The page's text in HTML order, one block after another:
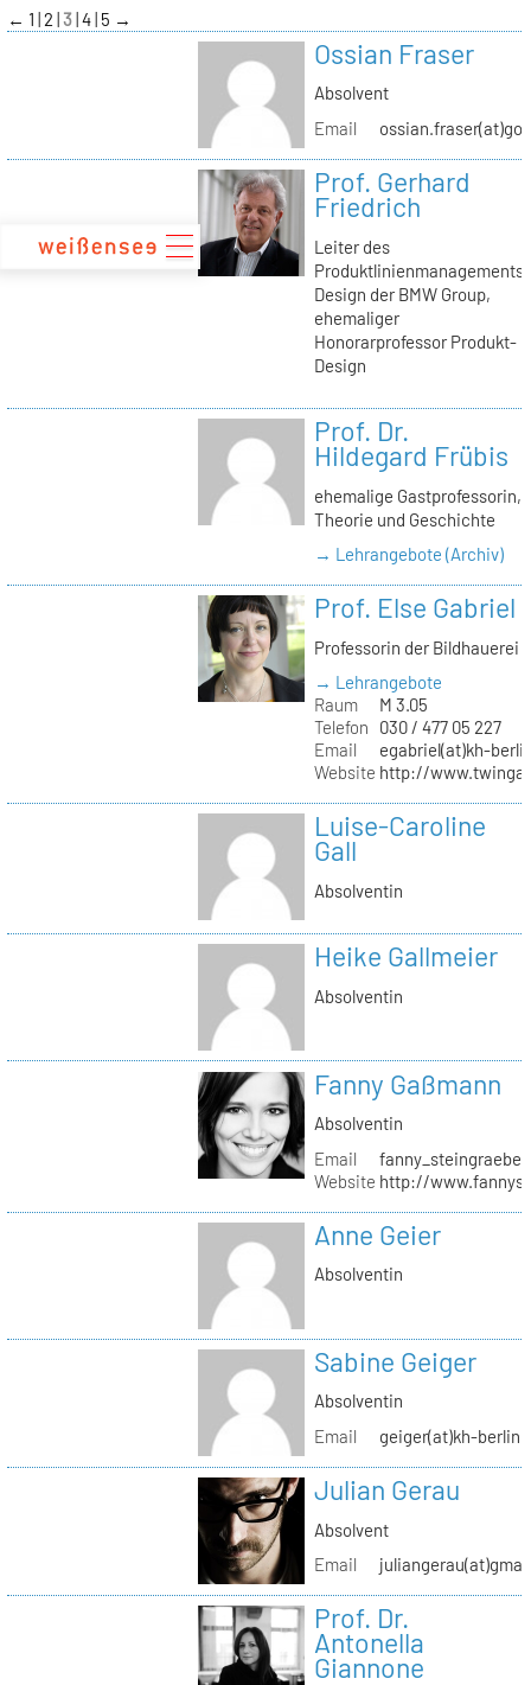
zum
Inhalt
← 1 2 3 4 5 →
Ossian Fraser
Absolvent
Email
Prof. Gerhard
Friedrich
Leiter des
Produktlinienmanagements
Design der BMW Group,
ehemaliger
Honorarprofessor Produkt-
Design
Prof. Dr.
Hildegard Frübis
ehemalige Gastprofessorin,
Theorie und Geschichte
→ Lehrangebote (Archiv)
Prof. Else Gabriel
Professorin der Bildhauerei
→ Lehrangebote
Raum
M 3.05
Telefon
030 / 477 05 227
Email
egabriel(at)kh-
Website http://
Luise-Caroline
Gall
Absolventin
Heike Gallmeier
Absolventin
Fanny Gaßmann
Absolventin
Email
Website http://
Anne Geier
Absolventin
Sabine Geiger
Absolventin
Email
geiger(at)kh-
Julian Gerau
Absolvent
Email
Prof. Dr.
Antonella
Giannone